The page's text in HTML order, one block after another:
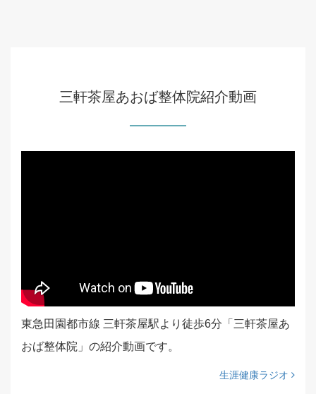
三軒茶屋あおば整体院紹介動画
東急田園都市線 三軒茶屋駅より徒歩6分「三軒茶屋あ
おば整体院」の紹介動画です。
生涯健康ラジオ